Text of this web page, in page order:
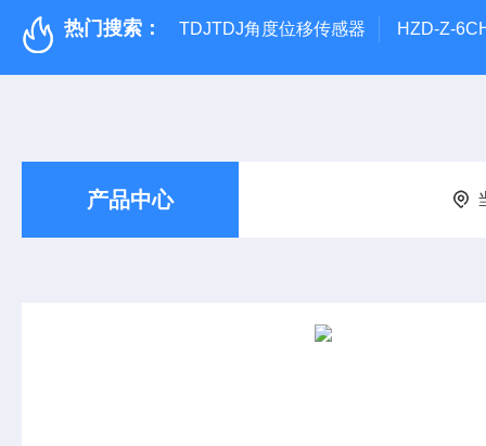
热门搜索： TDJTDJ角度位移传感器 HZD-Z-
产品中心